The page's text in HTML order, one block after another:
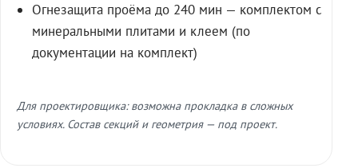
Огнезащита проёма до 240 мин — комплектом с
минеральными плитами и клеем (по
документации на комплект)
Для проектировщика: возможна прокладка в сложных
условиях. Состав секций и геометрия — под проект.